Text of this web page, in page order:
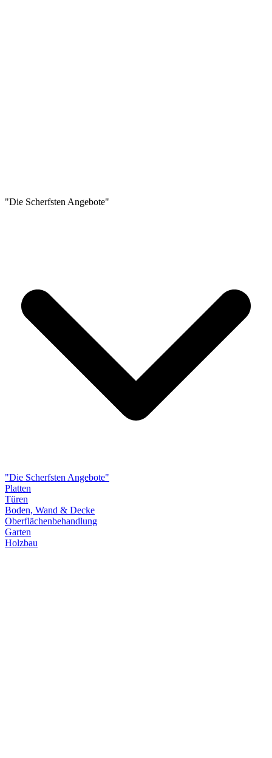
"Die Scherfsten Angebote"
"Die Scherfsten Angebote"
Platten
Türen
Boden, Wand & Decke
Oberflächenbehandlung
Garten
Holzbau